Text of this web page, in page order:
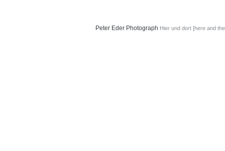
Peter Eder Photograph Hier und dort [here and